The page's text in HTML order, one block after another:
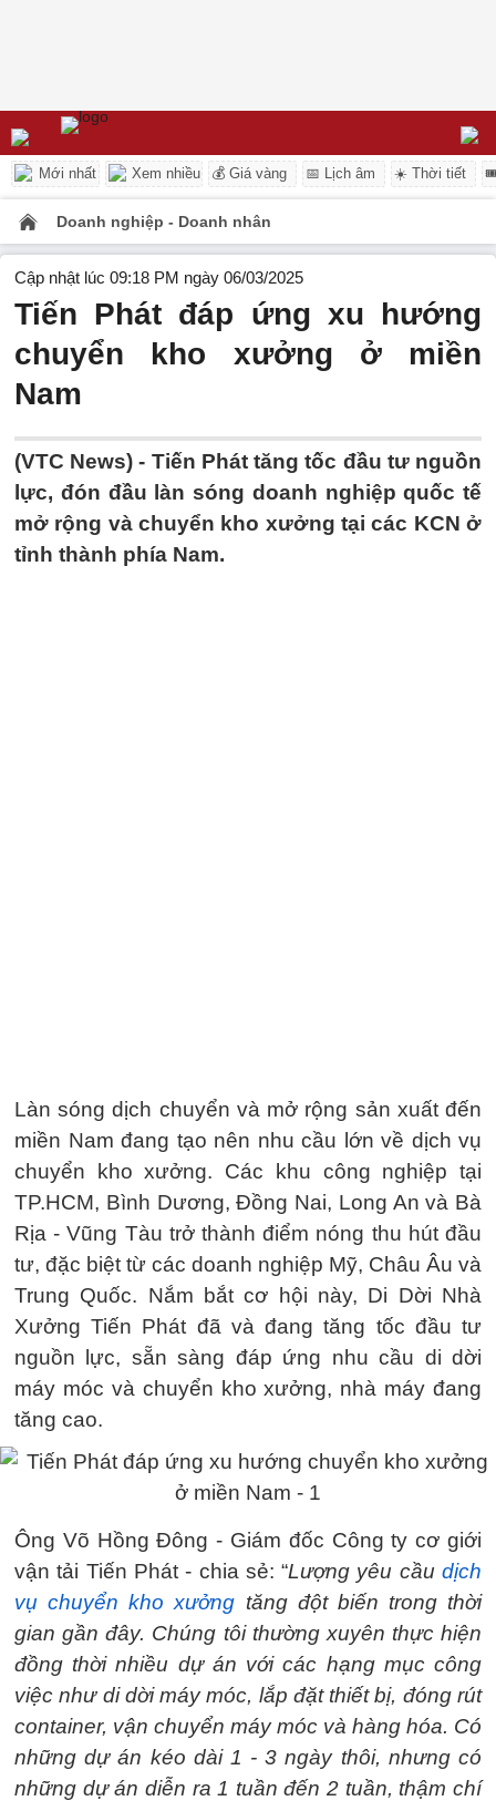
Mới nhất Xem nhiều 💰 Giá vàng 📅 Lịch âm ☀️ Thời tiết
Doanh nghiệp - Doanh nhân
Cập nhật lúc 09:18 PM ngày 06/03/2025
Tiến Phát đáp ứng xu hướng
chuyển kho xưởng ở miền
Nam
(VTC News) - Tiến Phát tăng tốc đầu tư nguồn
lực, đón đầu làn sóng doanh nghiệp quốc tế
mở rộng và chuyển kho xưởng tại các KCN ở
tỉnh thành phía Nam.
Làn sóng dịch chuyển và mở rộng sản xuất đến
miền Nam đang tạo nên nhu cầu lớn về dịch vụ
chuyển kho xưởng. Các khu công nghiệp tại
TP.HCM, Bình Dương, Đồng Nai, Long An và Bà
Rịa - Vũng Tàu trở thành điểm nóng thu hút đầu
tư, đặc biệt từ các doanh nghiệp Mỹ, Châu Âu và
Trung Quốc. Nắm bắt cơ hội này, Di Dời Nhà
Xưởng Tiến Phát đã và đang tăng tốc đầu tư
nguồn lực, sẵn sàng đáp ứng nhu cầu di dời
máy móc và chuyển kho xưởng, nhà máy đang
tăng cao.
Ông Võ Hồng Đông - Giám đốc Công ty cơ giới
vận tải Tiến Phát - chia sẻ: “Lượng yêu cầudịch
vụ chuyển kho xưởng tăng đột biến trong thời
gian gần đây. Chúng tôi thường xuyên thực hiện
đồng thời nhiều dự án với các hạng mục công
việc như di dời máy móc, lắp đặt thiết bị, đóng rút
container, vận chuyển máy móc và hàng hóa. Có
những dự án kéo dài 1 - 3 ngày thôi, nhưng có
những dự án diễn ra 1 tuần đến 2 tuần, thậm chí